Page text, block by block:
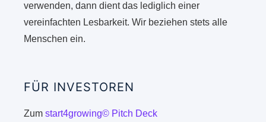
verwenden, dann dient das lediglich einer
vereinfachten Lesbarkeit. Wir beziehen stets alle
Menschen ein.
FÜR INVESTOREN
Zumstart4growing© Pitch Deck